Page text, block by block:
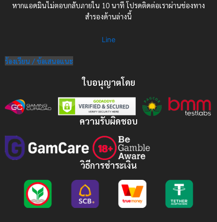
หากแอดมินไม่ตอบกลับภายใน 10 นาที โปรดติดต่อเราผ่านช่องทาง
สำรองด้านล่างนี้
Line
ร้องเรียน / ข้อเสนอแนะ
ใบอนุญาตโดย
ความรับผิดชอบ
วิธีการชำระเงิน